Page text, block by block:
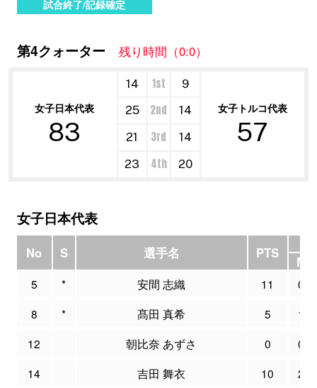
試合終了/記録確定
第4クォーター 残り時間（0:0）
女子日本代表
83
14 1st
9
女子トルコ代表
57
25 2nd
14
21
3rd
14
23
4th 20
女子日本代表
No S 選手名 PTS
M
5 * 安間 志織 11
0
8
* 髙田 真希 5
1
12
朝比奈 あずさ 0
0
14
吉田 舞衣 10
2